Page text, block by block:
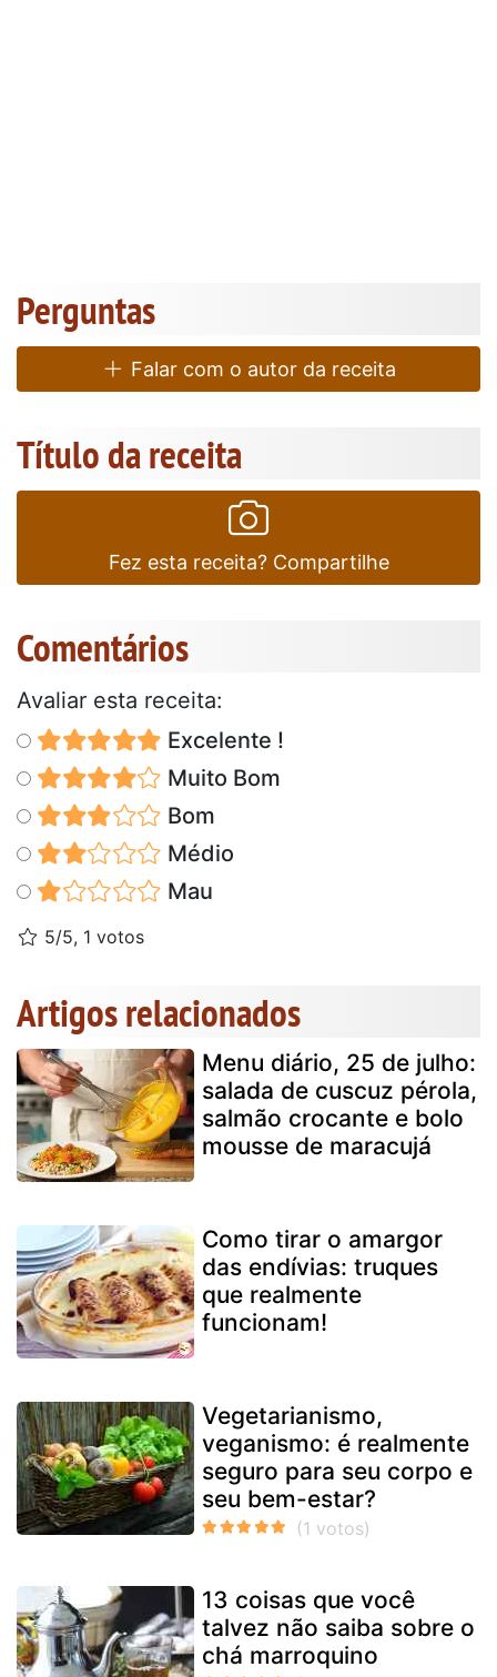
Perguntas
Falar com o autor da receita
Título da receita
Fez esta receita? Compartilhe
Comentários
Avaliar esta receita:
Excelente !
Muito Bom
Bom
Médio
Mau
5/5, 1 votos
Artigos relacionados
Menu diário, 25 de julho:
salada de cuscuz pérola,
salmão crocante e bolo
mousse de maracujá
Como tirar o amargor
das endívias: truques
que realmente
funcionam!
Vegetarianismo,
veganismo: é realmente
seguro para seu corpo e
seu bem-estar?
13 coisas que você
talvez não saiba sobre o
chá marroquino